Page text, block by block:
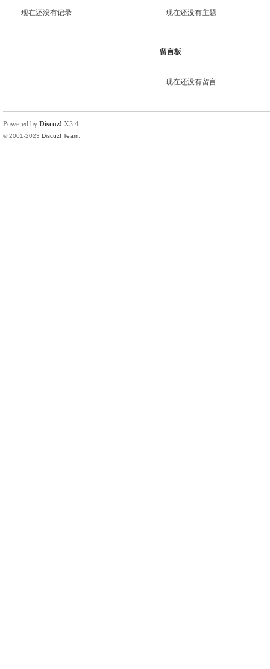
现在还没有记录 现在还没有主题
留言板
现在还没有留言
Powered by Discuz! X3.4
© 2001-2023 Discuz! Team